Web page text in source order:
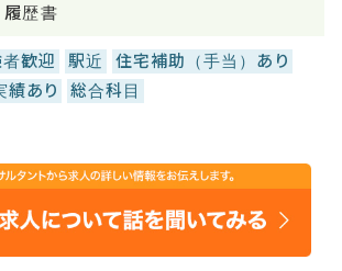
履歴書
歓迎 駅近
住宅補助（手当）あり
績あり
総合科目